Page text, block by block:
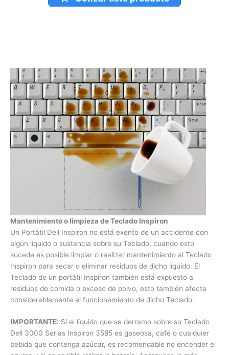
Mantenimiento o limpieza de Teclado Inspiron
Un Portátil Dell Inspiron no está exento de un accidente con
algún liquido o sustancia sobre su Teclado, cuando esto
sucede es posible limpiar o realizar mantenimiento al
Teclado Inspiron para secar o eliminar residuos de dicho
líquido. El Teclado de un portátil Inspiron también está
expuesto a residuos de comida o exceso de polvo, esto
también afecta considerablemente el funcionamiento de
dicho Teclado.
IMPORTANTE: Si el líquido que se derramo sobre su Teclado
Dell 3000 Serias Inspiron 3585 es gaseosa, café o cualquier
bebida que contenga azúcar, es recomendable no encender